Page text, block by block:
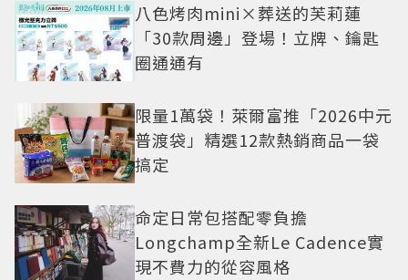
八色烤肉mini×葬送的芙莉蓮
「30款周邊」登場！立牌、鑰匙
圈通通有
限量1萬袋！萊爾富推「2026中元
普渡袋」精選12款熱銷商品一袋
搞定
命定日常包搭配零負擔
Longchamp全新Le Cadence實
現不費力的從容風格